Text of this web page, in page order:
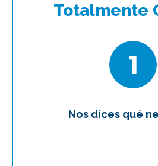
Totalmente
1
Nos dices qué